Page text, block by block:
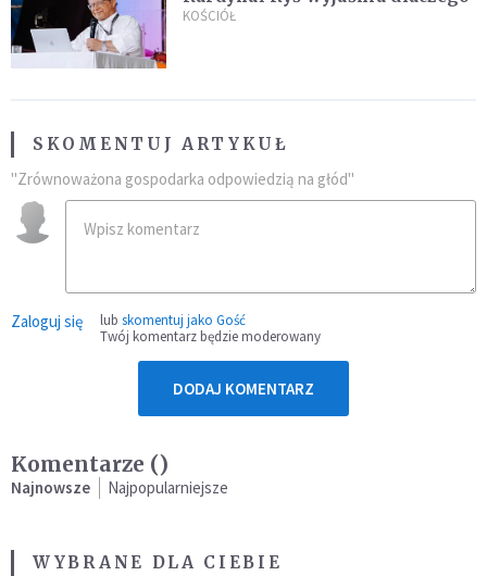
KOŚCIÓŁ
SKOMENTUJ ARTYKUŁ
"Zrównoważona gospodarka odpowiedzią na głód"
Zaloguj się lub skomentuj jako Gość
Twój komentarz będzie moderowany
DODAJ KOMENTARZ
Komentarze ()
Najnowsze Najpopularniejsze
WYBRANE DLA CIEBIE